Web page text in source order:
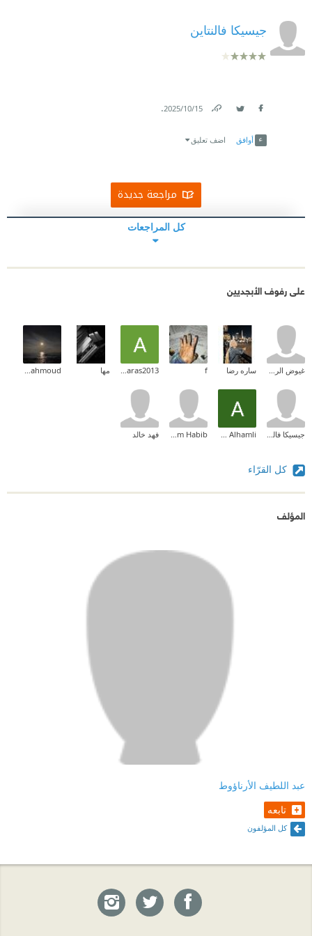
جيسيكا فالنتاين
15‏/10‏/2025
.
أوافق اضف تعليق
مراجعة جديدة
كل المراجعات
على رفوف الأبجديين
ساره رضا f مها
فهد خالد
كل القرّاء
المؤلف
عبد اللطيف الأرناؤوط
تابعه
كل المؤلفون